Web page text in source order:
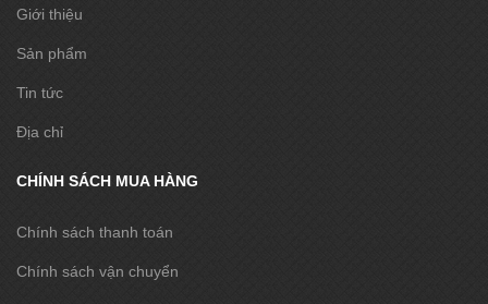
Giới thiệu
Sản phẩm
Tin tức
Địa chỉ
CHÍNH SÁCH MUA HÀNG
Chính sách thanh toán
Chính sách vận chuyển